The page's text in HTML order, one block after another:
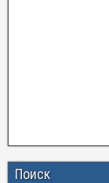
Поиск